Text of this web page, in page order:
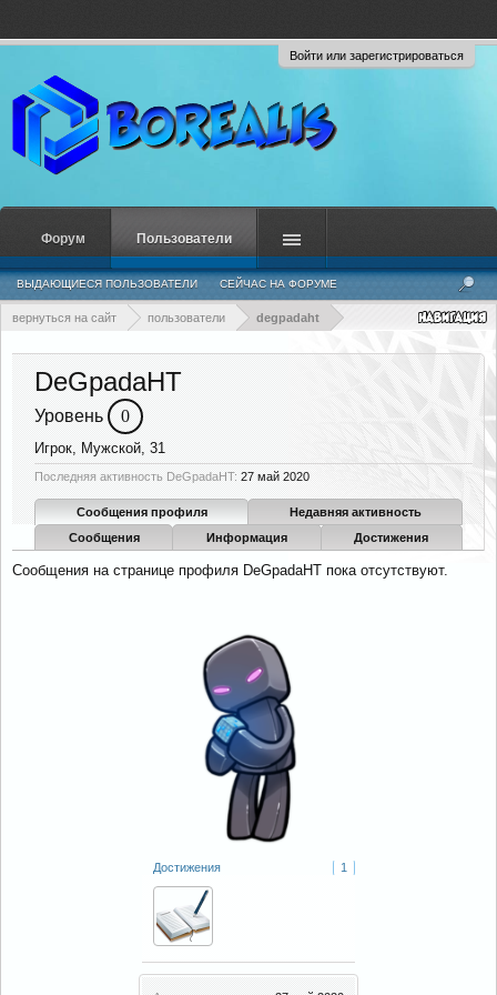
Войти или зарегистрироваться
вернуться на сайт пользователи degpadaht
Достижения 1
DeGpadaHT
Уровень 0
Игрок, Мужской, 31
Последняя активность DeGpadaHT: 27 май 2020
Сообщения профиля
Недавняя активность
Сообщения
Информация Достижения
Сообщения на странице профиля DeGpadaHT пока отсутствуют.
Форум Пользователи
ВЫДАЮЩИЕСЯ ПОЛЬЗОВАТЕЛИ СЕЙЧАС НА ФОРУМЕ
НЕДАВНЯЯ АКТИВНОСТЬ НОВЫЕ СООБЩЕНИЯ ПРОФИЛЯ